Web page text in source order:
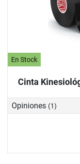
En Stock
Cinta
Opiniones (1)